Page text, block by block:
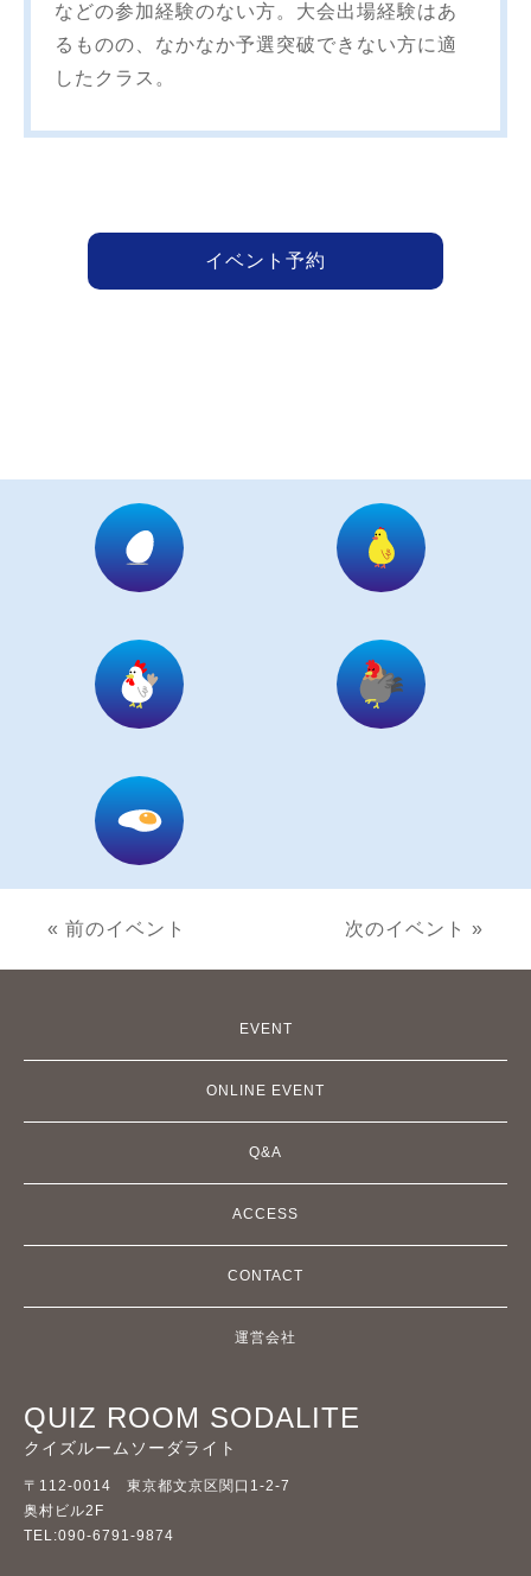
などの参加経験のない方。大会出場経験はあ
るものの、なかなか予選突破できない方に適
したクラス。
イベント予約
« 前のイベント 次のイベント »
EVENT
ONLINE EVENT
Q&A
ACCESS
CONTACT
運営会社
QUIZ ROOM SODALITE
クイズルームソーダライト
〒112-0014 東京都文京区関口1-2-7
奥村ビル2F
TEL:090-6791-9874